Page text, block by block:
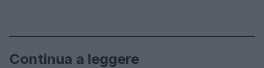
Continua a leggere